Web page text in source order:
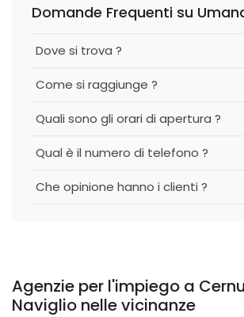
Dove si trova ?
Come si raggiunge ?
Quali sono gli orari di apertura ?
Qual è il numero di telefono ?
Che opinione hanno i clienti ?
Agenzie per l'impiego a
Naviglio nelle vicinanze